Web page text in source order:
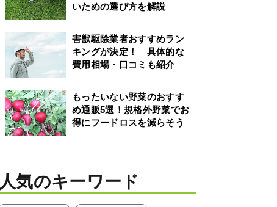
いための選び方を解説
害獣駆除業者おすすめラン
キングが決定！ 具体的な
費用相場・口コミも紹介
もったいない野菜のおすす
め通販5選！規格外野菜でお
得にフードロスを減らそう
人気のキーワード